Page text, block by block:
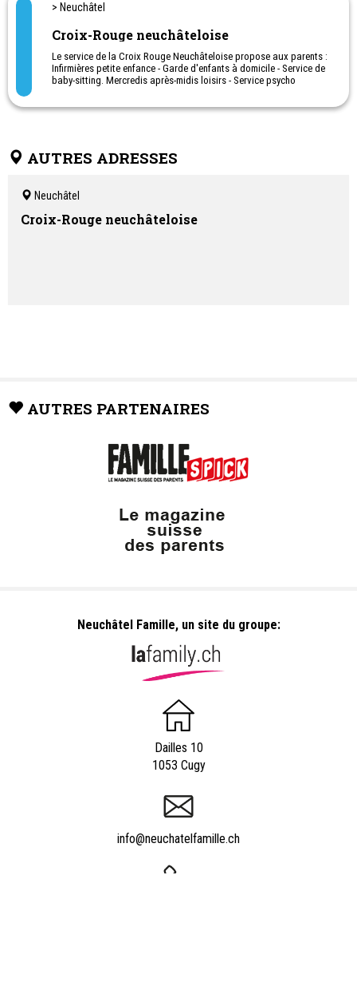
> Neuchâtel
Croix-Rouge neuchâteloise
Le service de la Croix Rouge Neuchâteloise propose aux parents :
Infirmières petite enfance - Garde d'enfants à domicile - Service de
baby-sitting. Mercredis après-midis loisirs - Service psycho
Patio - Réseau mères de contact - Diététique
AUTRES ADRESSES
Neuchâtel
Croix-Rouge neuchâteloise
AUTRES PARTENAIRES
Neuchâtel Famille, un site du groupe:
Dailles 10
1053 Cugy
info@neuchatelfamille.ch